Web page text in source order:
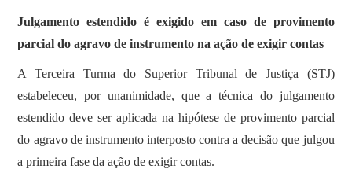
Julgamento estendido é exigido em caso de provimento
parcial do agravo de instrumento na ação de exigir contas
​A Terceira Turma do Superior Tribunal de Justiça (STJ)
estabeleceu, por unanimidade, que a técnica do julgamento
estendido deve ser aplicada na hipótese de provimento parcial
do agravo de instrumento interposto contra a decisão que julgou
a primeira fase da ação de exigir contas.